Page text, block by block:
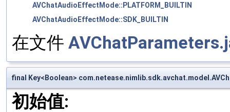
AVChatAudioEffectMode::PLATFORM_BUILTIN
AVChatAudioEffectMode::SDK_BUILTIN
在文件
final Key<Boolean>
初始值: